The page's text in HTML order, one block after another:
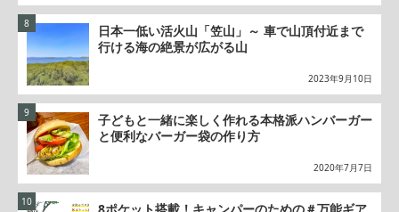
日本一低い活火山「笠山」～ 車で山頂付近まで
行ける海の絶景が広がる山
2023年9月10日
子どもと一緒に楽しく作れる本格派ハンバーガー
と便利なバーガー袋の作り方
2020年7月7日